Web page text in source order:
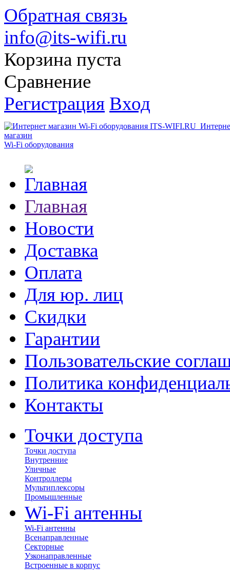
Обратная связь
info@its-wifi.ru
Корзина пуста
Сравнение
Регистрация Вход
магазин
Wi-Fi оборудования
Главная
Новости
Доставка
Оплата
Для юр. лиц
Скидки
Гарантии
Пользовательские
Политика
Контакты
Точки доступа
Точки доступа
Внутренние
Уличные
Контроллеры
Мультиплексоры
Промышленные
Wi-Fi антенны
Wi-Fi антенны
Всенаправленные
Секторные
Узконаправленные
Встроенные в корпус